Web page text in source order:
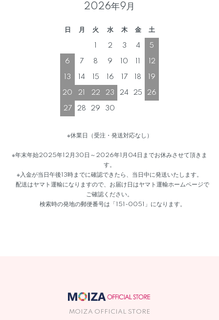
2026年9月
日 月 火 水 木 金 土
2 3 4 5
6 7 8 9 10 12
13 14 15 16 17 18 19
20 21 22 23 24 25 26
27 28 29 30
※休業日（受注・発送対応なし）
※年末年始2025年12月30日～2026年1月04日までお休みさせて頂きま
す。
※入金が当日午後13時までに確認できたら、当日中に発送いたします。
配送はヤマト運輸になりますので、お届け日はヤマト運輸ホームページで
ご確認ください。
検索時の発地の郵便番号は「151-0051」になります。
MOIZA OFFICIAL STORE